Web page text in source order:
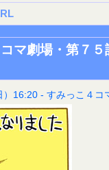
マ劇場・第７
16:20 - すみっこ４コ